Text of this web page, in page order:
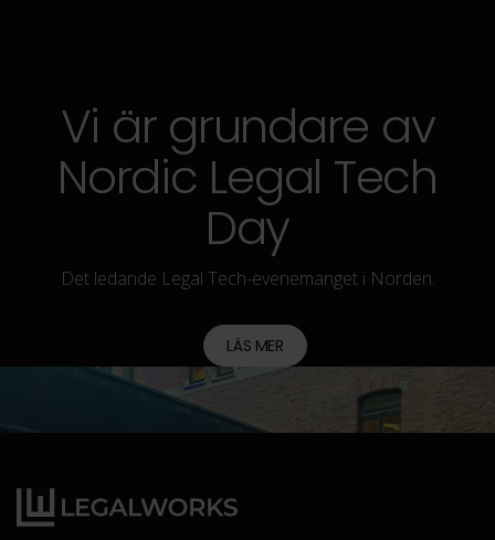
Vi är grundare av
Nordic Legal Tech
Day
Det ledande Legal Tech-evenemanget i Norden.
LÄS MER